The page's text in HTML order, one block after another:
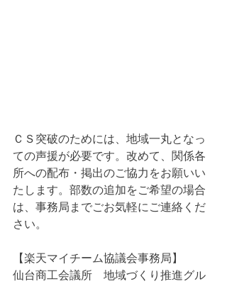
ＣＳ突破のためには、地域一丸となっ
ての声援が必要です。改めて、関係各
所への配布・掲出のご協力をお願いい
たします。部数の追加をご希望の場合
は、事務局までごお気軽にご連絡くだ
さい。
【楽天マイチーム協議会事務局】
仙台商工会議所　地域づくり推進グル